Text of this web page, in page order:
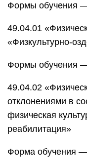
Формы обучения
49.04.01
«Физкультурно-
Формы обучения
49.04.02
отклонениями в
физическая
реабилитация»
Форма обучения